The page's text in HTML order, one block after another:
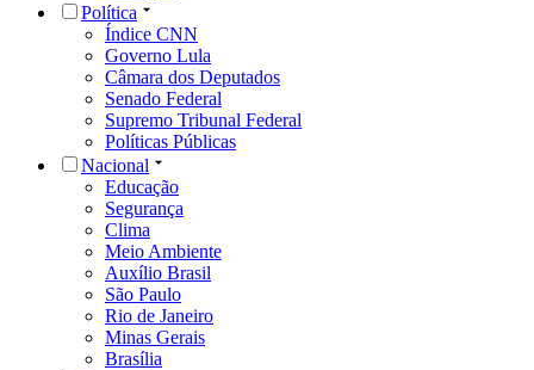
Política
Índice CNN
Governo Lula
Câmara dos Deputados
Senado Federal
Supremo Tribunal Federal
Políticas Públicas
Nacional
Educação
Segurança
Clima
Meio Ambiente
Auxílio Brasil
São Paulo
Rio de Janeiro
Minas Gerais
Brasília